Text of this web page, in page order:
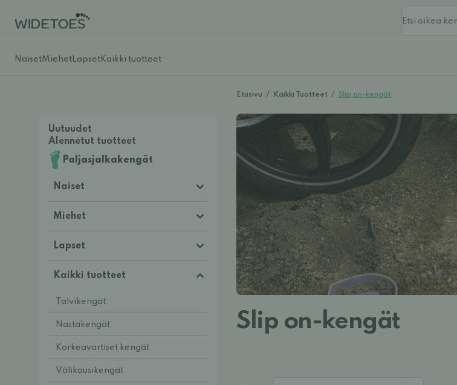
NaisetMiehet Lapset Kaikki tuotteet
Etusivu / Kaikki Tuotteet / Slip on-kengät
Uutuudet
Alennetut tuotteet
Paljasjalkakengät
Naiset
Miehet
Lapset
Kaikki tuotteet
Talvikengät
Nastakengät
Korkeavartiset kengät
Välikausikengät
Slip on-kengät